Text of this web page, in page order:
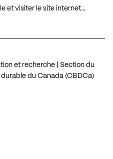
et visiter le site internet…
et recherche | Section du
du Canada (CBDCa)